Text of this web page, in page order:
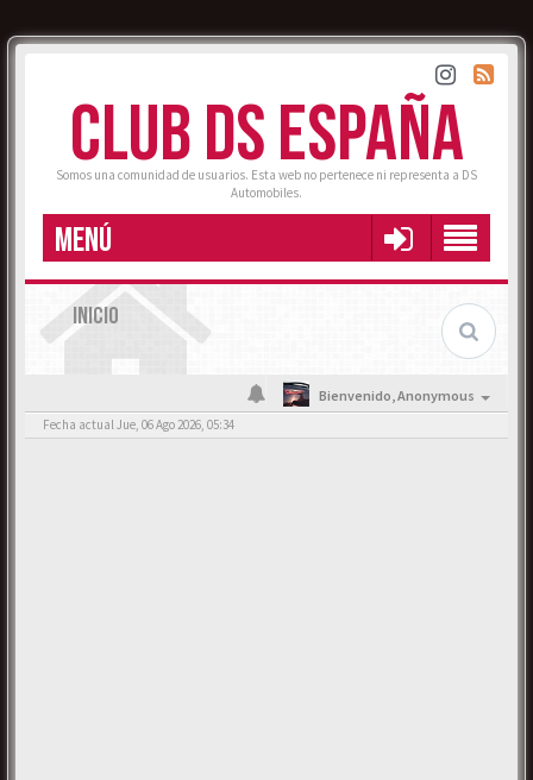
CLUB DS ESPAÑA
Somos una comunidad de usuarios. Esta web no pertenece ni representa a DS
Automobiles.
MENÚ
INICIO
Bienvenido,Anonymous
Fecha actual Jue, 06 Ago 2026, 05:34